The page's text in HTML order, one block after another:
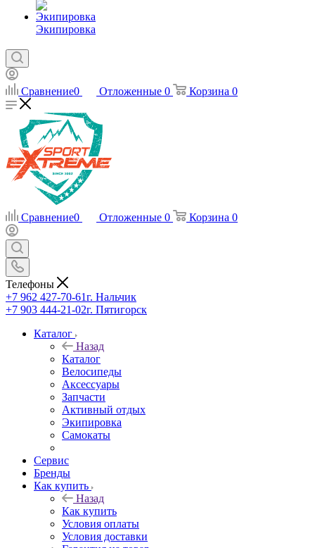
Экипировка
Сравнение0 Отложенные 0 Корзина 0
Сравнение0 Отложенные 0 Корзина 0
Телефоны
+7 962 427-70-61г. Нальчик
+7 903 444-21-02г. Пятигорск
Каталог
Назад
Каталог
Велосипеды
Аксессуары
Запчасти
Активный отдых
Экипировка
Самокаты
Сервис
Бренды
Как купить
Назад
Как купить
Условия оплаты
Условия доставки